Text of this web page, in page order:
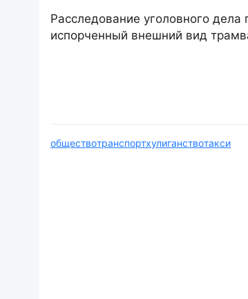
Расследование уголовного
испорченный внешний вид
обществотранспортхулиганствотакси